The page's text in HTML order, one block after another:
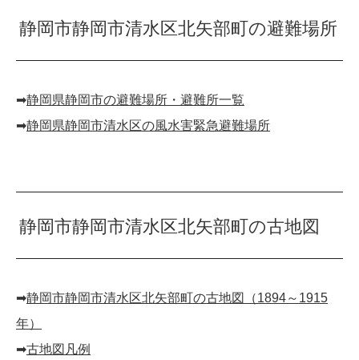
静岡市静岡市清水区北矢部町の避難場所
➡︎静岡県静岡市の避難場所・避難所一覧
➡︎静岡県静岡市清水区の風水害緊急避難場所
静岡市静岡市清水区北矢部町の古地図
➡︎静岡市静岡市清水区北矢部町の古地図（1894～1915
年）
➡︎古地図凡例